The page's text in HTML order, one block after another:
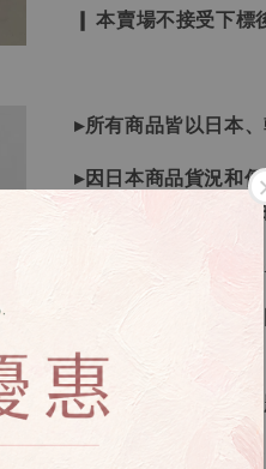
❙ 本賣場不接受下標
▸所有商品皆以日本
▸因日本商品貨況和
等待下單，若您想
▸如遇缺斷貨情形會
▸商品皆由日本、韓
唷！
▸商品收到後有任何
▸全商品圖片僅供參